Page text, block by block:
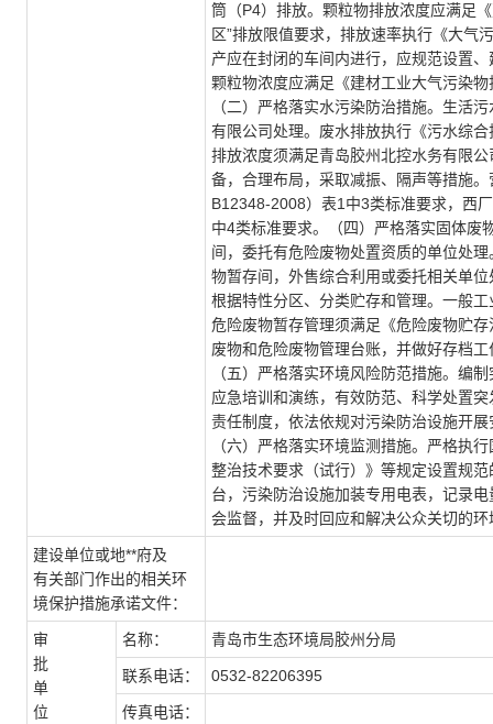
筒（P4）排放。颗粒物排放浓度应满足
区”排放限值要求，排放速率执行《大气
产应在封闭的车间内进行，应规范设置
颗粒物浓度应满足《建材工业大气污染
（二）严格落实水污染防治措施。生活
有限公司处理。废水排放执行《污水综
排放浓度须满足青岛胶州北控水务有限
备，合理布局，采取减振、隔声等措施
B12348-2008）表1中3类标准要求，西
中4类标准要求。（四）严格落实固体废
间，委托有危险废物处置资质的单位处
物暂存间，外售综合利用或委托相关单
根据特性分区、分类贮存和管理。一般
危险废物暂存管理须满足《危险废物贮
废物和危险废物管理台账，并做好存档
（五）严格落实环境风险防范措施。编
应急培训和演练，有效防范、科学处置
责任制度，依法依规对污染防治设施开
（六）严格落实环境监测措施。严格执
整治技术要求（试行）》等规定设置规
台，污染防治设施加装专用电表，记录
会监督，并及时回应和解决公众关切的
建设单位或地**府及
有关部门作出的相关环
境保护措施承诺文件：
审
批
单
位
名称： 青岛市生态环境局胶州分局
联系电话： 0532-82206395
传真电话：